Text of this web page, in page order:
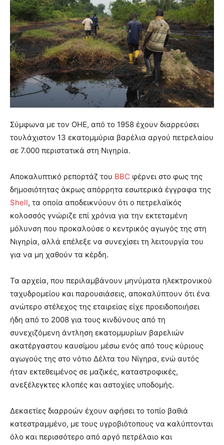
Σύμφωνα με τον ΟΗΕ, από το 1958 έχουν διαρρεύσει
τουλάχιστον 13 εκατομμύρια βαρέλια αργού πετρελαίου
σε 7.000 περιστατικά στη Νιγηρία.
Αποκαλυπτικό ρεπορτάζ του BBC φέρνει στο φως της
δημοσιότητας άκρως απόρρητα εσωτερικά έγγραφα της
Shell, τα οποία αποδεικνύουν ότι ο πετρελαϊκός
κολοσσός γνώριζε επί χρόνια για την εκτεταμένη
μόλυνση που προκαλούσε ο κεντρικός αγωγός της στη
Νιγηρία, αλλά επέλεξε να συνεχίσει τη λειτουργία του
για να μη χαθούν τα κέρδη.
Τα αρχεία, που περιλαμβάνουν μηνύματα ηλεκτρονικού
ταχυδρομείου και παρουσιάσεις, αποκαλύπτουν ότι ένα
ανώτερο στέλεχος της εταιρείας είχε προειδοποιήσει
ήδη από το 2008 για τους κινδύνους από τη
συνεχιζόμενη άντληση εκατομμυρίων βαρελιών
ακατέργαστου καυσίμου μέσω ενός από τους κύριους
αγωγούς της στο νότιο Δέλτα του Νίγηρα, ενώ αυτός
ήταν εκτεθειμένος σε μαζικές, καταστροφικές,
ανεξέλεγκτες κλοπές και αστοχίες υποδομής.
Δεκαετίες διαρροών έχουν αφήσει το τοπίο βαθιά
κατεστραμμένο, με τους υγροβιότοπους να καλύπτονται
όλο και περισσότερο από αργό πετρέλαιο και